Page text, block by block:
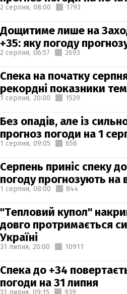
2 серпня, 08:00 1793
Дощитиме лише на
+35: яку погоду
2 серпня, 06:57 2693
Спека на початку
рекордні показники
1 серпня, 20:00 1539
Без опадів, але із
прогноз погоди на 1
1 серпня, 09:05 656
Серпень приніс спеку
погоду прогнозують на
1 серпня, 08:00 844
"Тепловий купол"
довго протримається
Україні
31 липня, 20:00 10911
Спека до +34
погоди на 31 липня
31 липня, 09:15 939